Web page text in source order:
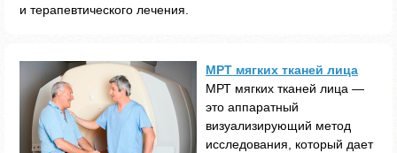
и терапевтического лечения.
МРТ мягких тканей лица
МРТ мягких тканей лица —
это аппаратный
визуализирующий метод
исследования, который дает